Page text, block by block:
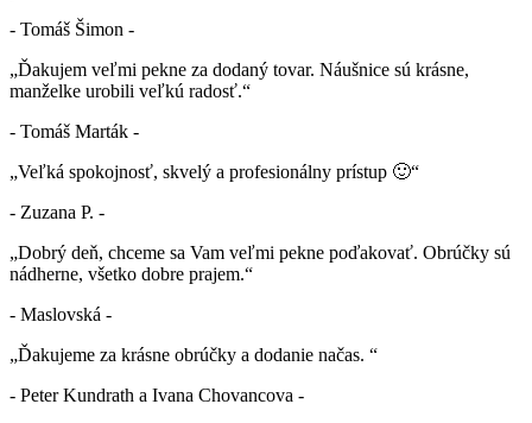
- Tomáš Šimon -
„Ďakujem veľmi pekne za dodaný tovar. Náušnice sú krásne,
manželke urobili veľkú radosť.“
- Tomáš Marták -
„Veľká spokojnosť, skvelý a profesionálny prístup 🙂“
- Zuzana P. -
„Dobrý deň, chceme sa Vam veľmi pekne poďakovať. Obrúčky sú
nádherne, všetko dobre prajem.“
- Maslovská -
„Ďakujeme za krásne obrúčky a dodanie načas. “
- Peter Kundrath a Ivana Chovancova -